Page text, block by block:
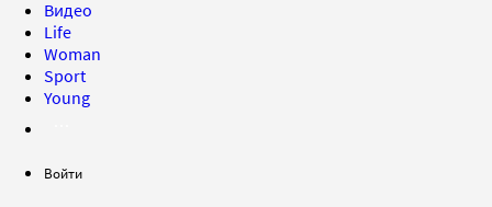
Видео
Life
Woman
Sport
Young
Войти